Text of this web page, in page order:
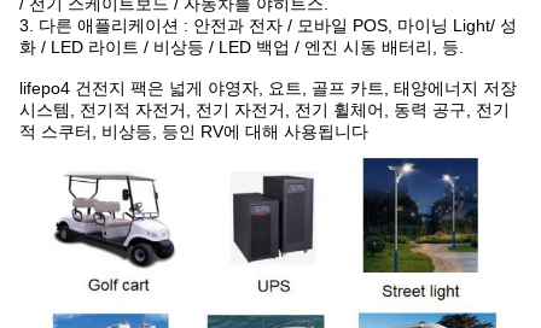
3. 다른 애플리케이션 : 안전과 전자 / 모바일 POS, 마이닝 Light/ 성
화 / LED 라이트 / 비상등 / LED 백업 / 엔진 시동 배터리, 등.
lifepo4 건전지 팩은 넓게 야영자, 요트, 골프 카트, 태양에너지 저장
시스템, 전기적 자전거, 전기 자전거, 전기 휠체어, 동력 공구, 전기
적 스쿠터, 비상등, 등인 RV에 대해 사용됩니다